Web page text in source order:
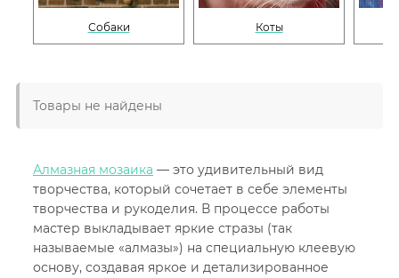
Собаки Коты
Товары не найдены
Алмазная мозаика — это удивительный вид
творчества, который сочетает в себе элементы
творчества и рукоделия. В процессе работы
мастер выкладывает яркие стразы (так
называемые «алмазы») на специальную клеевую
основу, создавая яркое и детализированное